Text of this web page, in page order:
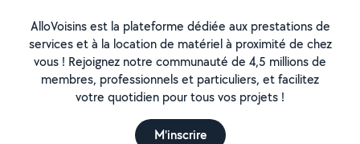
AlloVoisins est la plateforme dédiée aux prestations de
services et à la location de matériel à proximité de chez
vous ! Rejoignez notre communauté de 4,5 millions de
membres, professionnels et particuliers, et facilitez
votre quotidien pour tous vos projets !
M'inscrire